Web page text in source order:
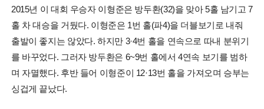
2015년 이 대회 우승자 이형준은 방두환(32)을 맞아 5홀 남기고 7
홀 차 대승을 거뒀다. 이형준은 1번 홀(파4)을 더블보기로 내줘
출발이 좋지는 않았다. 하지만 3·4번 홀을 연속으로 따내 분위기
를 바꾸었다. 그러자 방두환은 6~9번 홀에서 4연속 보기를 범하
며 자멸했다. 후반 들어 이형준이 12·13번 홀을 가져오며 승부는
싱겁게 끝났다.